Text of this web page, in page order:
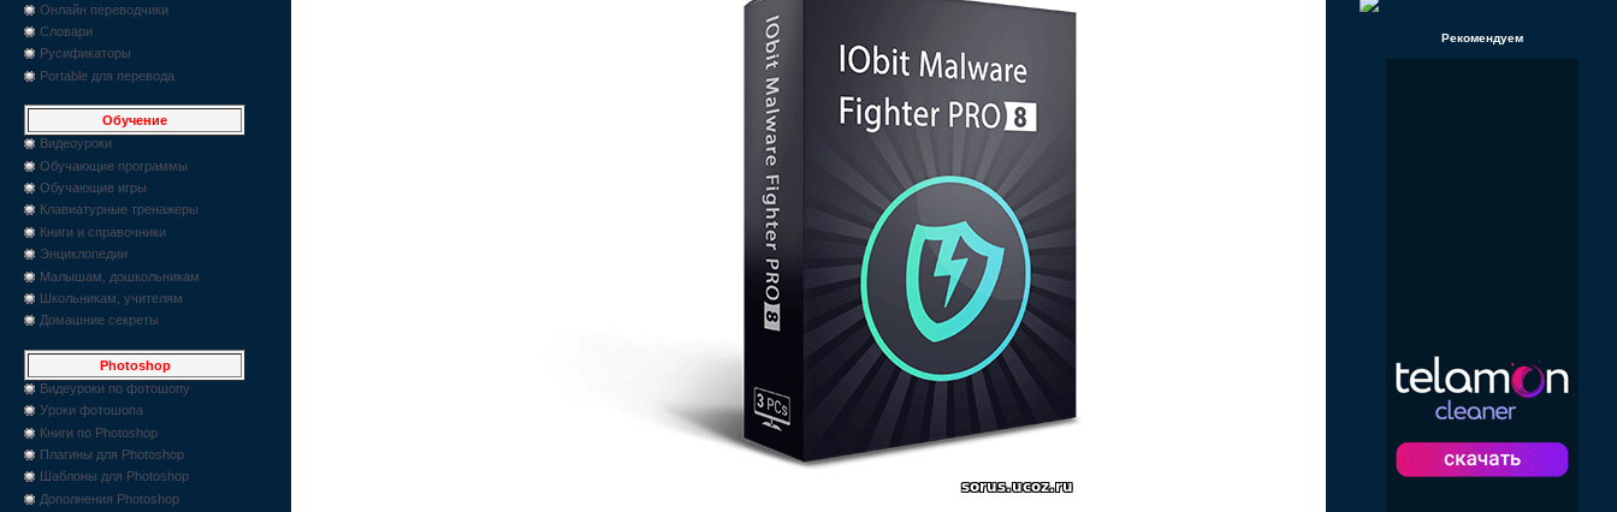
Онлайн переводчики
Словари
Русификаторы
Portable для перевода
Обучение
Видеоуроки
Обучающие программы
Обучающие игры
Клавиатурные тренажеры
Книги и справочники
Энциклопедии
Малышам, дошкольникам
Школьникам, учителям
Домашние секреты
Photoshop
Видеуроки по фотошопу
Уроки фотошопа
Книги по Photoshop
Плагины для Photoshop
Шаблоны для Photoshop
Дополнения Photoshop
Рекомендуем